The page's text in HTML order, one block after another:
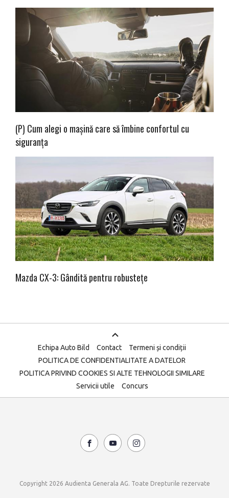
(P) Cum alegi o mașină care să îmbine confortul cu
siguranța
Mazda CX-3: Gândită pentru robustețe
Echipa Auto Bild Contact
Termeni și condiții
POLITICA DE CONFIDENTIALITATE A DATELOR
POLITICA PRIVIND COOKIES SI ALTE TEHNOLOGII SIMILARE
Servicii utile
Concurs
Copyright 2026 Audienta Generala AG. Toate Drepturile rezervate